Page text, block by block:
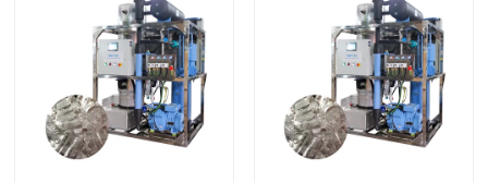
À propos de nous
Visite de l'usine
Contrôle de la qualité